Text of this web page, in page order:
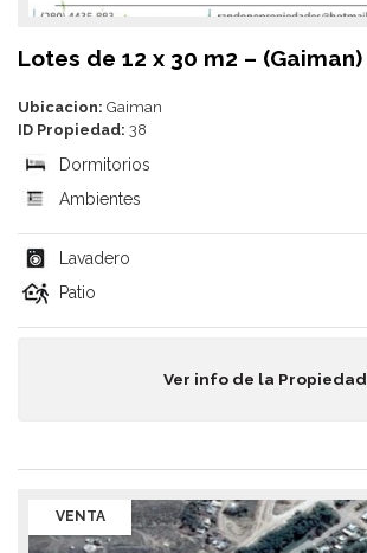
Lotes de 12 x 30 m2 – (Gaiman)
Ubicacion: Gaiman
ID Propiedad: 38
Dormitorios
Ambientes
Lavadero
Patio
Ver info de la Propiedad
VENTA